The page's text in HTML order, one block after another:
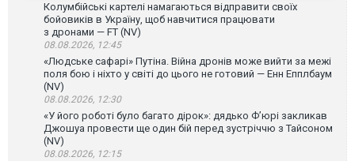
Колумбійські картелі намагаються відправити своїх
бойовиків в Україну, щоб навчитися працювати
з дронами — FT (NV)
08.08.2026, 12:45
«Людське сафарі» Путіна. Війна дронів може вийти за межі
поля бою і ніхто у світі до цього не готовий — Енн Епплбаум
(NV)
08.08.2026, 12:30
«У його роботі було багато дірок»: дядько Ф’юрі закликав
Джошуа провести ще один бій перед зустріччю з Тайсоном
(NV)
08.08.2026, 12:15